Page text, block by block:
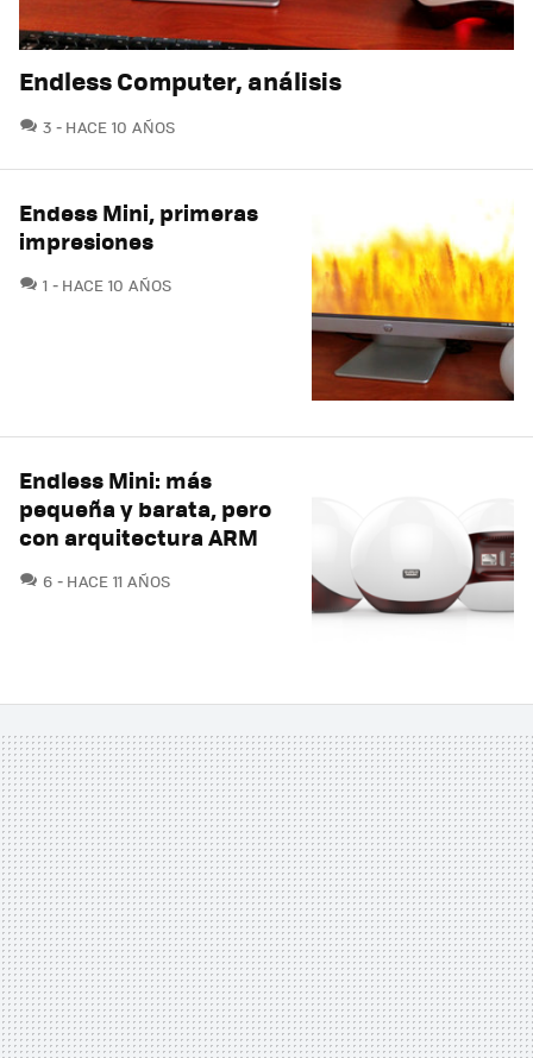
Endless Computer, análisis
3 COMENTARIOS
HACE 10 AÑOS
Endess Mini, primeras
impresiones
1 COMENTARIOS
HACE 10 AÑOS
Endless Mini: más
pequeña y barata, pero
con arquitectura ARM
6 COMENTARIOS
HACE 11 AÑOS